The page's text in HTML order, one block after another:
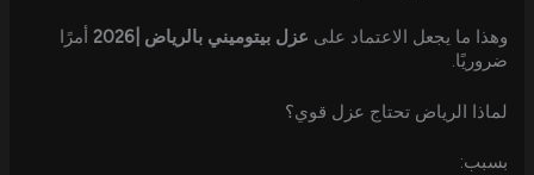
وهذا ما يجعل الاعتماد على عزل بيتوميني بالرياض |2026
أمرًا
ضروريًا.
لماذا الرياض تحتاج عزل قوي؟
بسبب: